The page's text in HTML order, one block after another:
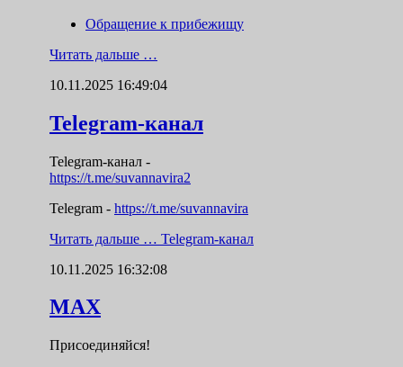
Обращение к прибежищу
Читать дальше …
10.11.2025 16:49:04
Telegram-канал
Telegram-канал -
https://t.me/suvannavira2
Telegram - https://t.me/suvannavira
Читать дальше … Telegram-канал
10.11.2025 16:32:08
MAX
Присоединяйся!